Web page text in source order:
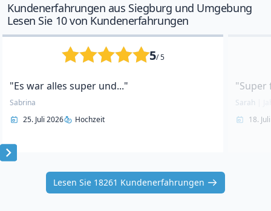
Kundenerfahrungen aus Siegburg und Umgebung
Lesen Sie 10 von Kundenerfahrungen
5/ 5
"Es war alles super und..."
Sabrina
25. Juli 2026
Hochzeit
"Super
Sarah
18.
Item
Lesen Sie 18261 Kundenerfahrungen